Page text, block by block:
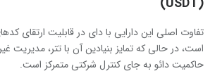
تفاوت اصلی این دارایی با دای در قابلیت ارتقای
است، در حالی که تمایز بنیادین آن با تتر، مدیریت
حاکمیت دائو به جای کنترل شرکتی متمرکز است.